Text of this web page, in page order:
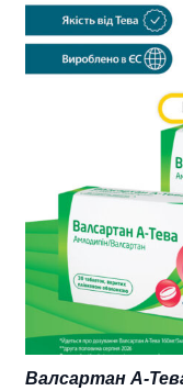
Валсартан А-